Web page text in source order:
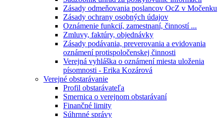
Zásady odmeňovania poslancov OcZ v Močenku
Zásady ochrany osobných údajov
Oznámenie funkcií, zamestnaní, činností ...
Zmluvy, faktúry, objednávky
Zásady podávania, preverovania a evidovania
oznámení protispoločenskej činnosti
Verejná vyhláška o oznámení miesta uloženia
písomnosti - Erika Kozárová
Verejné obstarávanie
Profil obstarávateľa
Smernica o verejnom obstarávaní
Finančné limity
Súhrnné správy